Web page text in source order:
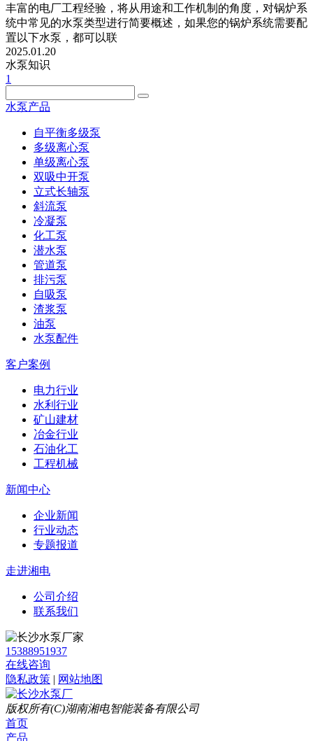
丰富的电厂工程经验，将从用途和工作机制的角度，对锅炉系
统中常见的水泵类型进行简要概述，如果您的锅炉系统需要配
置以下水泵，都可以联
2025.01.20
水泵知识
1
水泵产品
自平衡多级泵
多级离心泵
单级离心泵
双吸中开泵
立式长轴泵
斜流泵
冷凝泵
化工泵
潜水泵
管道泵
排污泵
自吸泵
渣浆泵
油泵
水泵配件
客户案例
电力行业
水利行业
矿山建材
冶金行业
石油化工
工程机械
新闻中心
企业新闻
行业动态
专题报道
走进湘电
公司介绍
联系我们
15388951937
在线咨询
隐私政策 | 网站地图
版权所有(C)湖南湘电智能装备有限公司
首页
产品